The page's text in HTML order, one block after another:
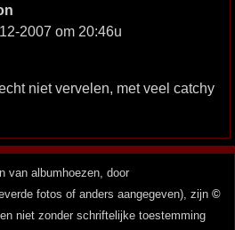
2007 om 20:46u
niet vervelen, met veel catchy
van albumhoezen, door
fotos of anders aangegeven), zijn ©
niet zonder schriftelijke toestemming